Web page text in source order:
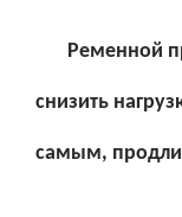
Ременной
снизить
самым,